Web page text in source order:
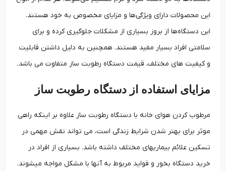
این محصولات دارای ویژگی‌ها و مزایای مخصوص به خود هستند.
این دستگاه‌ها از بروز بسیاری از مشکلات جلوگیری کرده و برای
سلامتی افراد بسیار مفید هستند. همچنین به دلیل داشتن قابلیت
و کیفیت­ های مختلف، قیمت دستگاه رطوبت ساز متفاوت می ­باشد.
مزایای استفاده از دستگاه رطوبت ساز
مرطوب کردن هوای خانه با دستگاه رطوبت ساز علاوه بر اینکه راهی
موثر برای بهتر شدن شرایط زندگی است، می تواند نقش مهمی در
تسکین علائم بیماری­های مختلف داشته باشد. بسیاری از افراد در
خرید دستگاه بخور و فواید مربوط به آنها با مشکل مواجه می­شوند.